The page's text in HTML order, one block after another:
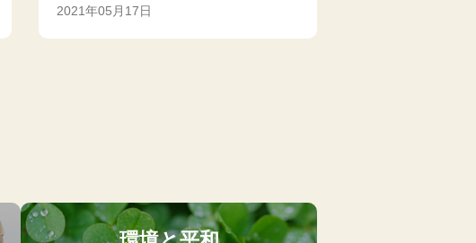
2021年05月17日